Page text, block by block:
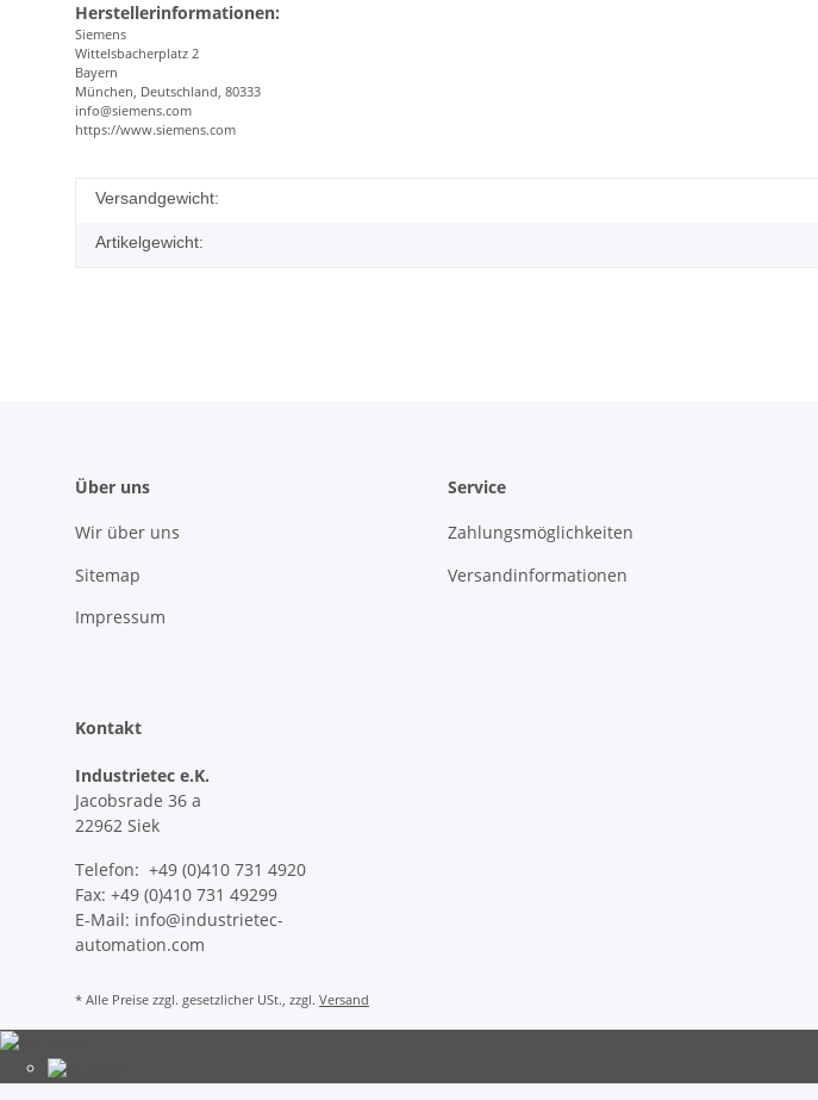
Herstellerinformationen:
Siemens
Wittelsbacherplatz 2
Bayern
München, Deutschland, 80333
info@siemens.com
https://www.siemens.com
Versandgewicht:
Artikelgewicht:
Über uns
Wir über uns
Sitemap
Impressum
Service
Zahlungsmöglichkeiten
Versandinformationen
Kontakt
Industrietec e.K.
Jacobsrade 36 a
22962 Siek
Telefon: +49 (0)410 731 4920
Fax: +49 (0)410 731 49299
E-Mail: info@industrietec-
automation.com
* Alle Preise zzgl. gesetzlicher USt., zzgl. Versand